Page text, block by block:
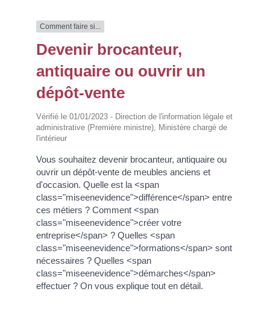
Comment faire si...
Devenir brocanteur,
antiquaire ou ouvrir un
dépôt-vente
Vérifié le 01/01/2023 - Direction de l'information légale et
administrative (Première ministre), Ministère chargé de
l'intérieur
Vous souhaitez devenir brocanteur, antiquaire ou
ouvrir un dépôt-vente de meubles anciens et
d'occasion. Quelle est la <span
class="miseenevidence">différence</span> entre
ces métiers ? Comment <span
class="miseenevidence">créer votre
entreprise</span> ? Quelles <span
class="miseenevidence">formations</span> sont
nécessaires ? Quelles <span
class="miseenevidence">démarches</span>
effectuer ? On vous explique tout en détail.